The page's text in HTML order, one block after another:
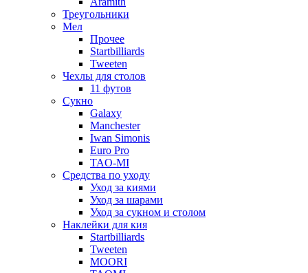
Треугольники
Мел
Прочее
Startbilliards
Tweeten
Чехлы для столов
11 футов
Сукно
Galaxy
Manchester
Iwan Simonis
Euro Pro
TAO-MI
Средства по уходу
Уход за киями
Уход за шарами
Уход за сукном и столом
Наклейки для кия
Startbilliards
Tweeten
MOORI